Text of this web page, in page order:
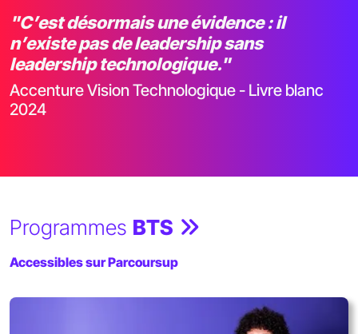
"C’est désormais une évidence : il
n’existe pas de leadership sans
leadership technologique."
Accenture Vision Technologique - Livre blanc
2024
Programmes BTS
Accessibles sur Parcoursup